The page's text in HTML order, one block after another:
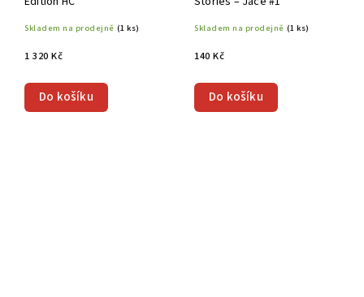
Skladem na prodejně (1 ks)
1 320 Kč
Do košíku
Skladem na prodejně (1 ks)
140 Kč
Do košíku